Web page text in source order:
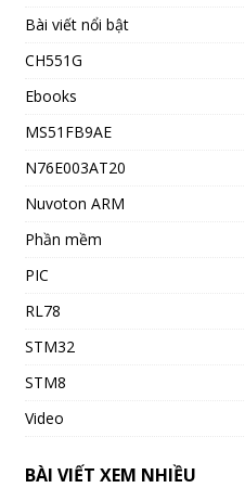
Bài viết nổi bật
CH551G
Ebooks
MS51FB9AE
N76E003AT20
Nuvoton ARM
Phần mềm
PIC
RL78
STM32
STM8
Video
BÀI VIẾT XEM NHIỀU